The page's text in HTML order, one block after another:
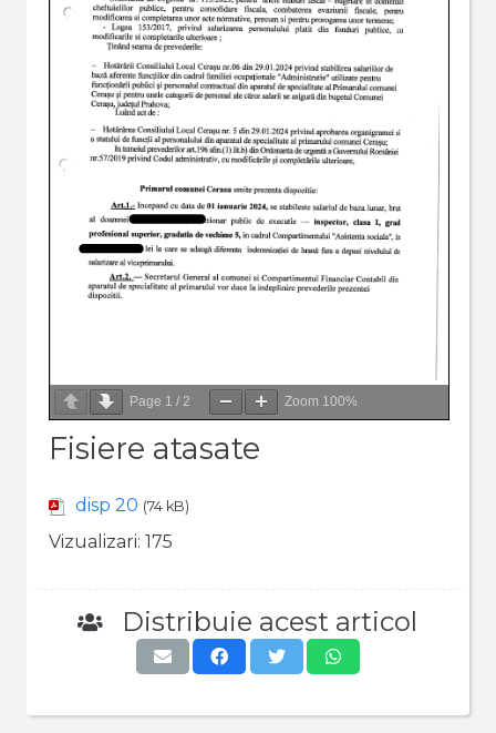
Page 1 / 2 Zoom 100%
Fisiere atasate
disp 20 (74 kB)
Vizualizari: 175
Distribuie acest articol